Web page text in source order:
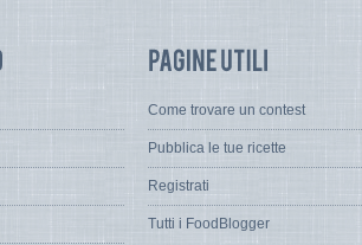
Come trovare un contest
Pubblica le tue ricette
Registrati
Tutti i FoodBlogger